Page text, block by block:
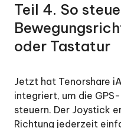
Teil 4. So
oder Tastatur
Jetzt hat Tenorshare
integriert, um die
steuern. Der Joystick
Richtung jederzeit